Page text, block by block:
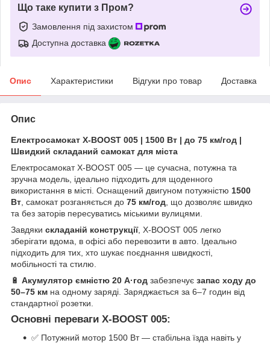
Що таке купити з Пром?
Замовлення під захистом
Доступна доставка
Опис Характеристики Відгуки про товар Доставка
Опис
Електросамокат X-BOOST 005 | 1500 Вт | до 75 км/год |
Швидкий складаний самокат для міста
Електросамокат X-BOOST 005 — це сучасна, потужна та
зручна модель, ідеально підходить для щоденного
використання в місті. Оснащений двигуном потужністю 1500
Вт , самокат розганяється до 75 км/год , що дозволяє швидко
та без заторів пересуватись міськими вулицями.
Завдяки складаній конструкції, X-BOOST 005 легко
зберігати вдома, в офісі або перевозити в авто. Ідеально
підходить для тих, хто шукає поєднання швидкості,
мобільності та стилю.
🔋 Акумулятор ємністю 20 А·год забезпечує запас ходу до
50–75 км на одному заряді. Заряджається за 6–7 годин від
стандартної розетки.
Основні переваги X-BOOST 005:
✅ Потужний мотор 1500 Вт — стабільна їзда навіть у